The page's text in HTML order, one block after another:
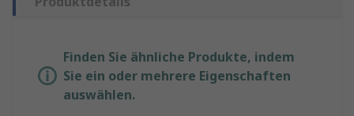
Finden Sie ähnliche Produkte, indem
Sie ein oder mehrere Eigenschaften
auswählen.